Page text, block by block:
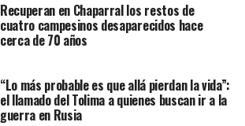
Recuperan en Chaparral los restos de
cuatro campesinos desaparecidos hace
cerca de 70 años
“Lo más probable es que allá pierdan la vida”:
el llamado del Tolima a quienes buscan ir a la
guerra en Rusia